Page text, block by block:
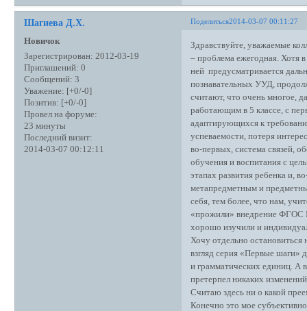
Поделиться2014-03-07 00:11:27
Шагиева Д.Х.
Новичок
Зарегистрирован: 2012-03-19
Приглашений: 0
Сообщений: 3
Уважение: [+0/-0]
Позитив: [+0/-0]
Провел на форуме:
23 минуты
Последний визит:
2014-03-07 00:12:11
Здравствуйте, уважаемые
– проблема ежегодная. Хотя
ней предусматривается
познавательных УУД,
считают, что очень многое,
работающим в 5 классе, с
адаптирующихся к
успеваемости, потеря
во-первых, система связей,
обучения и воспитания с
этапах развития ребенка и,
метапредметным и
себя, тем более, что нам,
«прожили» внедрение ФГОС
хорошо изучили и
Хочу отдельно
взгляд серия «Первые шаги»
и грамматических единиц. А
претерпел никаких
Считаю здесь ни о какой
Конечно это мое